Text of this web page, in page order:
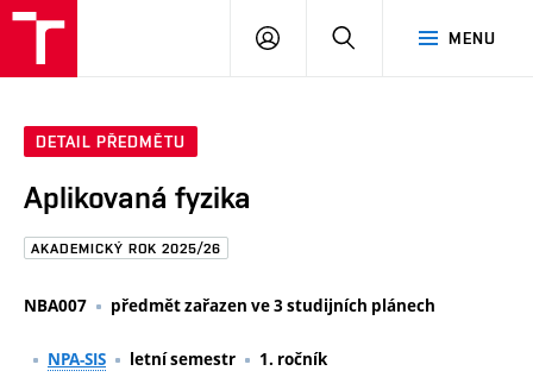
Brno
MENU
PŘIHLÁSIT
DETAIL PŘEDMĚTU
Aplikovaná fyzika
AKADEMICKÝ ROK 2025/26
NBA007 předmět zařazen ve 3 studijních plánech
NPA-SIS letní semestr
1. ročník